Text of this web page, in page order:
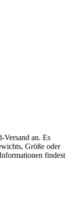
Versand an. Es
Größe oder
findest